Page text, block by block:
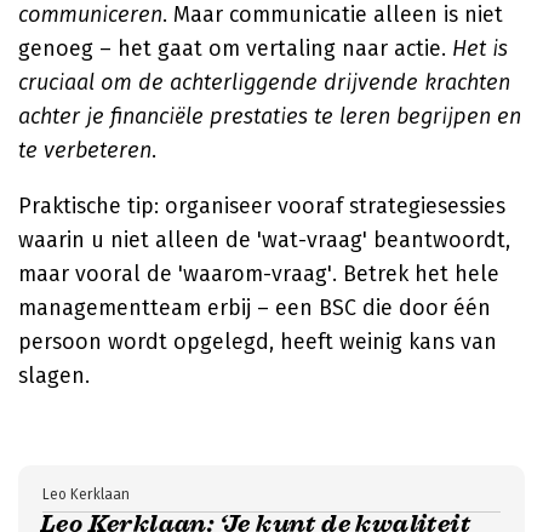
communiceren. Maar communicatie alleen is niet
genoeg – het gaat om vertaling naar actie. Het is
cruciaal om de achterliggende drijvende krachten
achter je financiële prestaties te leren begrijpen en
te verbeteren.
Praktische tip: organiseer vooraf strategiesessies
waarin u niet alleen de 'wat-vraag' beantwoordt,
maar vooral de 'waarom-vraag'. Betrek het hele
managementteam erbij – een BSC die door één
persoon wordt opgelegd, heeft weinig kans van
slagen.
Leo Kerklaan: ‘Je kunt de kwaliteit
Leo Kerklaan